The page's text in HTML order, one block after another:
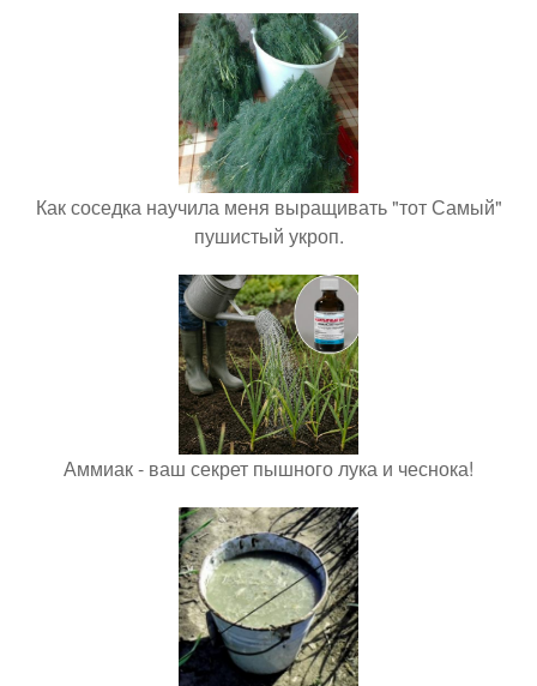
Как соседка научила меня выращивать "тот Самый"
пушистый укроп.
Аммиак - ваш секрет пышного лука и чеснока!